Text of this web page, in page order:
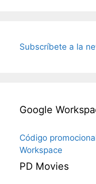
Subscríbete a la
Google
Código
Workspace
PD Movies